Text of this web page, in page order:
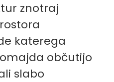
znotraj
katerega
občutijo
slabo